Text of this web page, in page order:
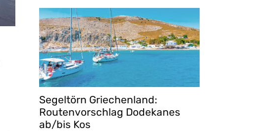
Segeltörn Griechenland:
Routenvorschlag Dodekanes
ab/bis Kos